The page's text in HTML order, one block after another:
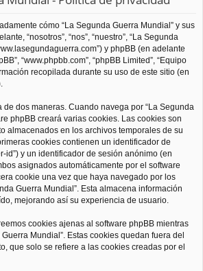
cómo “La Segunda Guerra Mundial” y sus
“nosotros”, “nos”, “nuestro”, “La Segunda
y phpBB (en adelante
“www.phpbb.com”, “phpBB Limited”, “Equipo
recopilada durante su uso de este sitio (en
dos maneras. Cuando navega por “La Segunda
phpBB creará varias cookies. Las cookies son
almacenados en los archivos temporales de su
cookies contienen un identificador de
id”) y un identificador de sesión anónimo (en
asignados automáticamente por el software
cookie una vez que haya navegado por los
Guerra Mundial”. Esta almacena información
mejorando así su experiencia de usuario.
cookies ajenas al software phpBB mientras
Mundial”. Estas cookies quedan fuera del
que solo se refiere a las cookies creadas por el